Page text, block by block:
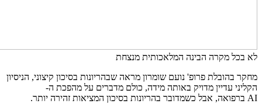
לא בכל מקרה הבינה המלאכותית מנצחת
מחקר בהובלת פרופ' נועם שומרון מראה שבהריונות בסיכון קיצוני, הניסיון
הקליני עדיין מדויק באותה מידה, כולם מדברים על מהפכת ה-
AI ברפואה, אבל כשמדובר בהריונות בסיכון המציאות זהירה יותר.